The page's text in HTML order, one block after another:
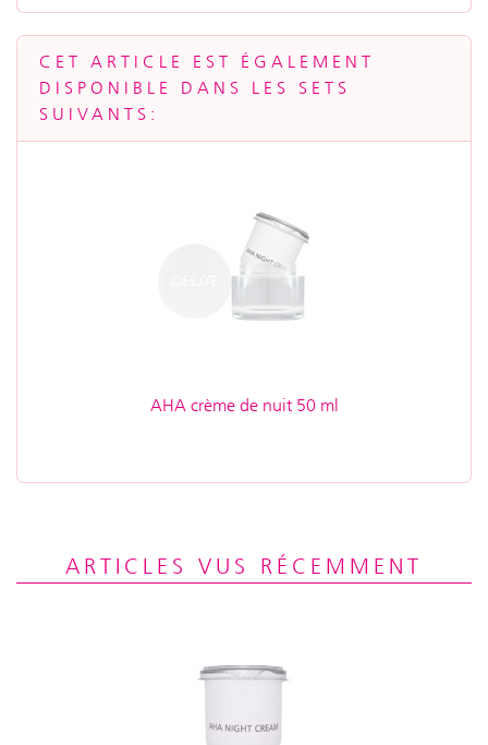
CET ARTICLE EST ÉGALEMENT
DISPONIBLE DANS LES SETS
SUIVANTS:
AHA crème de nuit 50 ml
ARTICLES VUS RÉCEMMENT